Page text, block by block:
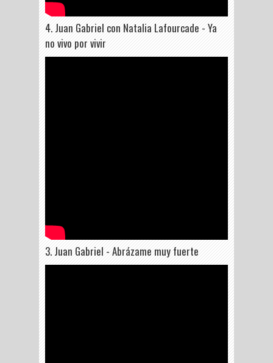
4. Juan Gabriel con Natalia Lafourcade - Ya
no vivo por vivir
3. Juan Gabriel - Abrázame muy fuerte